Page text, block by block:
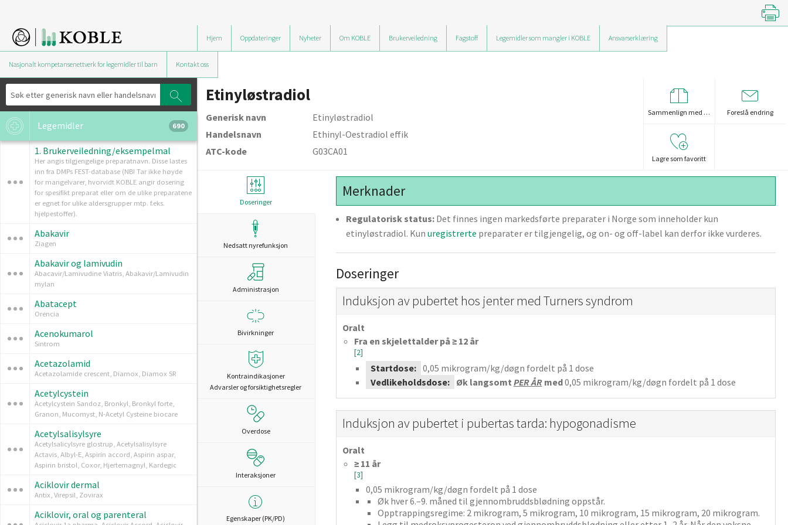
Hjem Oppdateringer Nyheter Om KOBLE Brukerveiledning Fagstoff Legemidler som mangler i KOBLE Ansvarserklæring
Nasjonalt kompetansenettverk for legemidler til barn Kontakt oss
Legemidler 690
1. Brukerveiledning/eksempelmal
Her angis tilgjengelige preparatnavn. Disse lastes
inn fra DMPs FEST-database (NB! Tar ikke høyde
for mangelvarer, hvorvidt KOBLE angir dosering
for spesifikt preparat eller om de ulike preparatene
er egnet for ulike aldersgrupper mtp. f.eks.
hjelpestoffer).
Abakavir
Ziagen
Abakavir og lamivudin
Abacavir/Lamivudine Viatris, Abakavir/Lamivudin
mylan
Abatacept
Orencia
Acenokumarol
Sintrom
Acetazolamid
Acetazolamide crescent, Diamox, Diamox SR
Acetylcystein
Acetylcystein Sandoz, Bronkyl, Bronkyl forte,
Granon, Mucomyst, N-Acetyl Cysteine biocare
Acetylsalisylsyre
Acetylsalicylsyre glostrup, Acetylsalisylsyre
Actavis, Albyl-E, Aspirin accord, Aspirin aspar,
Aspirin bristol, Coxor, Hjertemagnyl, Kardegic
Aciklovir dermal
Antix, Virepsil, Zovirax
Aciklovir, oral og parenteral
Etinyløstradiol
Generisk navn
Etinyløstradiol
Handelsnavn
Ethinyl-Oestradiol effik
ATC-kode
G03CA01
Sammenlign med … Foreslå endring
Lagre som favoritt
Doseringer
Nedsatt nyrefunksjon
Administrasjon
Bivirkninger
Kontraindikasjoner
Advarsler og forsiktighetsregler
Overdose
Interaksjoner
Egenskaper (PK/PD)
Merknader
Regulatorisk status: Det finnes ingen markedsførte preparater i Norge som inneholder kun
etinyløstradiol. Kunuregistrerte preparater er tilgjengelig, og on- og off-label kan derfor ikke vurderes.
Doseringer
Induksjon av pubertet hos jenter med Turners syndrom
Oralt
Fra en skjelettalder på ≥ 12 år
[2]
Startdose: 0,05 mikrogram/kg/døgn fordelt på 1 dose
Vedlikeholdsdose:
Øk langsomt PER ÅRmed0,05 mikrogram/kg/døgn fordelt på 1 dose
Induksjon av pubertet i pubertas tarda: hypogonadisme
Oralt
≥ 11 år
[3]
0,05 mikrogram/kg/døgn fordelt på 1 dose
Øk hver 6.–9. måned til gjennombruddsblødning oppstår.
Opptrappingsregime: 2 mikrogram, 5 mikrogram, 10 mikrogram, 15 mikrogram, 20 mikrogram.